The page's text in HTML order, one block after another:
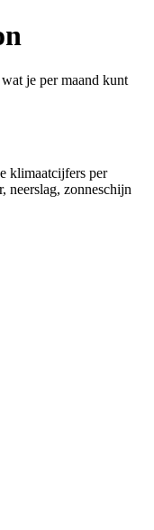
je per maand kunt
klimaatcijfers per
neerslag, zonneschijn